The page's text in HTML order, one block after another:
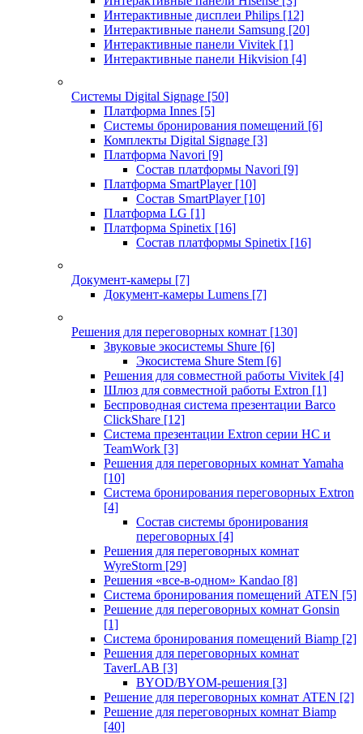
Интерактивные дисплеи Philips [12]
Интерактивные панели Samsung [20]
Интерактивные панели Vivitek [1]
Интерактивные панели Hikvision [4]
Системы Digital Signage [50]
Платформа Innes [5]
Системы бронирования помещений [6]
Комплекты Digital Signage [3]
Платформа Navori [9]
Состав платформы Navori [9]
Платформа SmartPlayer [10]
Состав SmartPlayer [10]
Платформа LG [1]
Платформа Spinetix [16]
Состав платформы Spinetix [16]
Документ-камеры [7]
Документ-камеры Lumens [7]
Решения для переговорных комнат [130]
Звуковые экосистемы Shure [6]
Экосистема Shure Stem [6]
Решения для совместной работы Vivitek [4]
Шлюз для совместной работы Extron [1]
Беспроводная система презентации Barco
ClickShare [12]
Система презентации Extron серии HC и
TeamWork [3]
Решения для переговорных комнат Yamaha
[10]
Система бронирования переговорных Extron
[4]
Состав системы бронирования
переговорных [4]
Решения для переговорных комнат
WyreStorm [29]
Решения «все-в-одном» Kandao [8]
Система бронирования помещений ATEN [5]
Решение для переговорных комнат Gonsin
[1]
Система бронирования помещений Biamp [2]
Решения для переговорных комнат
TaverLAB [3]
BYOD/BYOM-решения [3]
Решение для переговорных комнат ATEN [2]
Решение для переговорных комнат Biamp
[40]